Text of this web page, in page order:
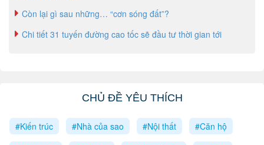
Còn lại gì sau những… “cơn sóng đất”?
Chi tiết 31 tuyến đường cao tốc sẽ đầu tư thời gian tới
CHỦ ĐỀ YÊU THÍCH
#Kiến trúc #Nhà của sao #Nội thất
#Căn hộ